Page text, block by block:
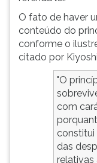
O fato de haver
conteúdo do
conforme o
citado por
"O
com
constitui
das
relativas